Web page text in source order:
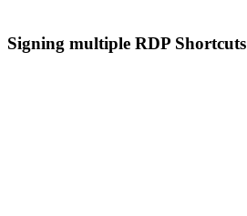
Signing multiple RDP Shortcuts